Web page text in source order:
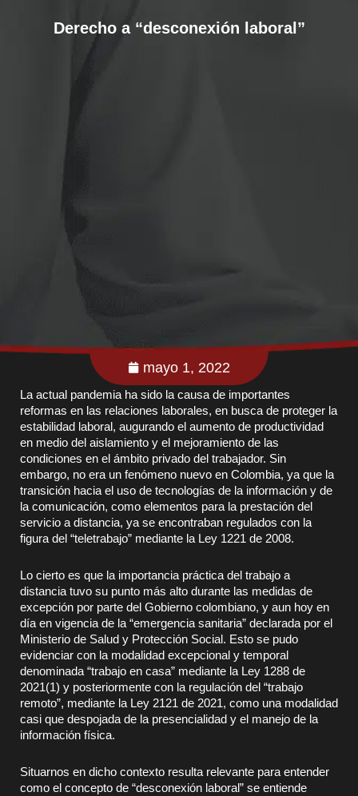
Derecho a “desconexión laboral”
mayo 1, 2022
La actual pandemia ha sido la causa de importantes
reformas en las relaciones laborales, en busca de proteger la
estabilidad laboral, augurando el aumento de productividad
en medio del aislamiento y el mejoramiento de las
condiciones en el ámbito privado del trabajador. Sin
embargo, no era un fenómeno nuevo en Colombia, ya que la
transición hacia el uso de tecnologías de la información y de
la comunicación, como elementos para la prestación del
servicio a distancia, ya se encontraban regulados con la
figura del “teletrabajo” mediante la Ley 1221 de 2008.
Lo cierto es que la importancia práctica del trabajo a
distancia tuvo su punto más alto durante las medidas de
excepción por parte del Gobierno colombiano, y aun hoy en
día en vigencia de la “emergencia sanitaria” declarada por el
Ministerio de Salud y Protección Social. Esto se pudo
evidenciar con la modalidad excepcional y temporal
denominada “trabajo en casa” mediante la Ley 1288 de
2021(1) y posteriormente con la regulación del “trabajo
remoto”, mediante la Ley 2121 de 2021, como una modalidad
casi que despojada de la presencialidad y el manejo de la
información física.
Situarnos en dicho contexto resulta relevante para entender
como el concepto de “desconexión laboral” se entiende